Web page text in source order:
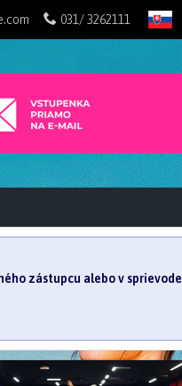
031/ 3262111
zástupcu alebo v sprievode